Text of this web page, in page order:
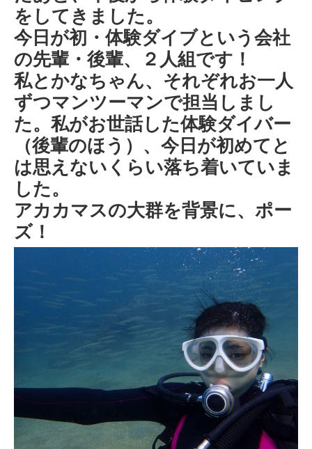
をしてきました。
今日が初・体験ダイブという会社
の先輩・後輩、２人組です！
私とかなちゃん、それぞれお一人
ずつマンツーマンで担当しまし
た。私がお世話した体験ダイバー
（後輩のほう）、今日が初めてと
は思えないくらい落ち着いていま
した。
アカカマスの大群を背景に、ポー
ズ！